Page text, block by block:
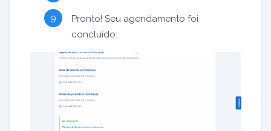
Pronto! Seu agendamento foi
concluído.